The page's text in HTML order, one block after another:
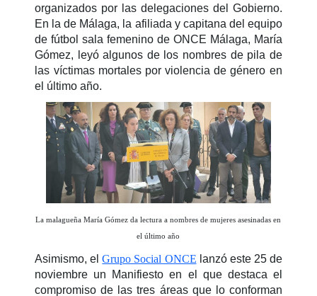
organizados por las delegaciones del Gobierno.
En la de Málaga, la afiliada y capitana del equipo
de fútbol sala femenino de ONCE Málaga, María
Gómez, leyó algunos de los nombres de pila de
las víctimas mortales por violencia de género en
el último año.
La malagueña María Gómez da lectura a nombres de mujeres asesinadas en
el último año
Asimismo, elGrupo Social ONCE lanzó este 25 de
noviembre un Manifiestoen el que destaca el
compromiso de las tres áreas que lo conforman